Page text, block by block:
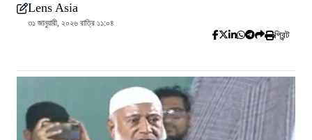
Lens Asia
৩১ জানুয়ারী, ২০২৬ রাত্রি ১১:০৪
প্রিন্ট